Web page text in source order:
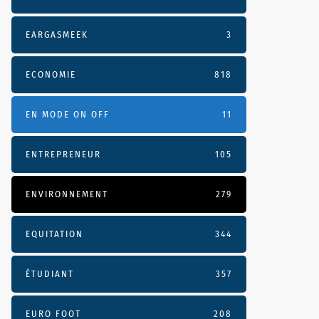
EARGASMEEK 3
ECONOMIE 818
EN MODE ON OFF 11
ENTREPRENEUR 105
ENVIRONNEMENT 279
EQUITATION 344
ÉTUDIANT 357
EURO FOOT 208